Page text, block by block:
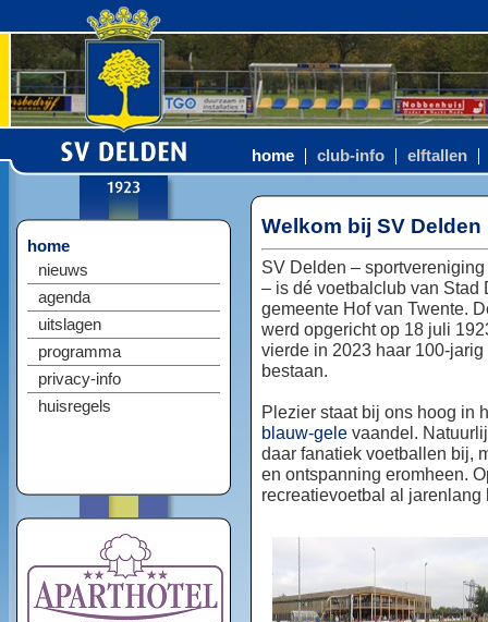
home club-info elftallen
home
nieuws
agenda
uitslagen
programma
privacy-info
huisregels
Welkom bij SV Delden
SV Delden –
– is dé voetbalclub van Stad
gemeente Hof van Twente.
werd opgericht op 18 juli
vierde in 2023 haar 100-jarig
bestaan.
Plezier staat bij ons hoog in
blauw-gele vaandel.
daar fanatiek voetballen bij,
en ontspanning eromheen.
recreatievoetbal al jarenlang